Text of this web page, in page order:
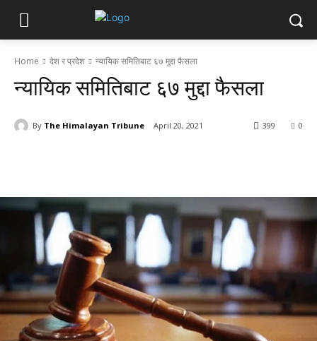
Home देश र प्रदेश न्यायिक समितिबाट ६७ मुद्दा फैसला
न्यायिक समितिबाट ६७ मुद्दा फैसला
By The Himalayan Tribune April 20, 2021 0
399